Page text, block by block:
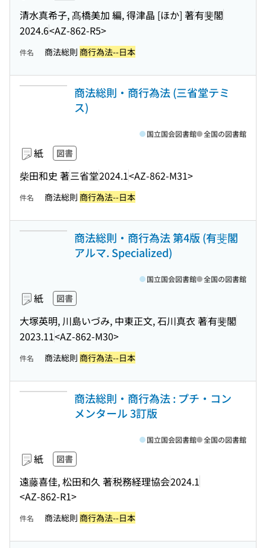
清水真希子, 髙橋美加 編, 得津晶 [ほか] 著有斐閣
2024.6<AZ-862-R5>
件名 商法総則 商行為法--日本
商法総則・商行為法 (三省堂テミ
ス)
紙 図書
柴田和史 著三省堂2024.1<AZ-862-M31>
国立国会図書館 全国の図書館
件名 商法総則 商行為法--日本
商法総則・商行為法 第4版 (有斐閣
アルマ. Specialized)
紙 図書
大塚英明, 川島いづみ, 中東正文, 石川真衣 著有斐閣
2023.11<AZ-862-M30>
国立国会図書館 全国の図書館
件名 商法総則 商行為法--日本
商法総則・商行為法 : プチ・コン
メンタール 3訂版
紙 図書
遠藤喜佳, 松田和久 著税務経理協会2024.1
<AZ-862-R1>
国立国会図書館 全国の図書館
件名 商法総則 商行為法--日本